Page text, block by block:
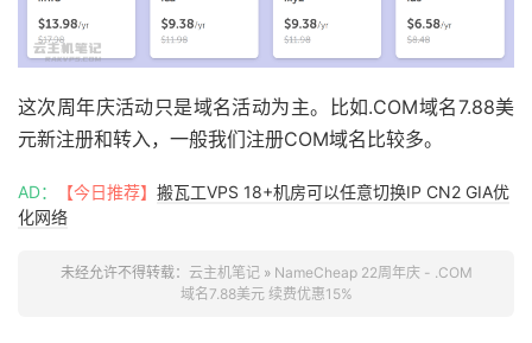
这次周年庆活动只是域名活动为主。比如.COM域名7.88美
元新注册和转入，一般我们注册COM域名比较多。
AD： 【今日推荐】 搬瓦工VPS 18+机房可以任意切换IP CN2 GIA优
化网络
未经允许不得转载： 云主机笔记» NameCheap 22周年庆 - .COM
域名7.88美元 续费优惠15%